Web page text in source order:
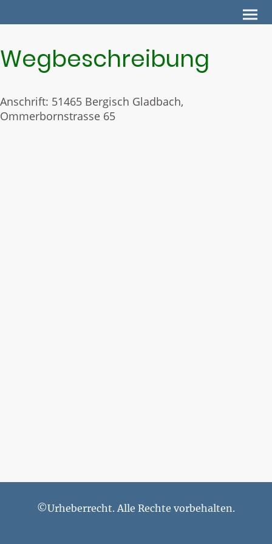
Wegbeschreibung
Anschrift: 51465 Bergisch Gladbach,
Ommerbornstrasse 65
©Urheberrecht. Alle Rechte vorbehalten.